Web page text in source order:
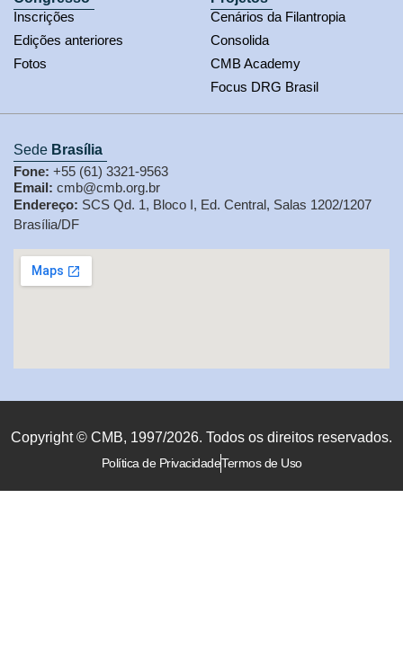
Inscrições
Edições anteriores
Fotos
Cenários da Filantropia
Consolida
CMB Academy
Focus DRG Brasil
Sede Brasília
Fone: +55 (61) 3321-9563
Email: cmb@cmb.org.br
Endereço: SCS Qd. 1, Bloco I, Ed. Central, Salas 1202/1207
Brasília/DF
Copyright © CMB, 1997/2026. Todos os direitos reservados.
Política de PrivacidadeTermos de Uso